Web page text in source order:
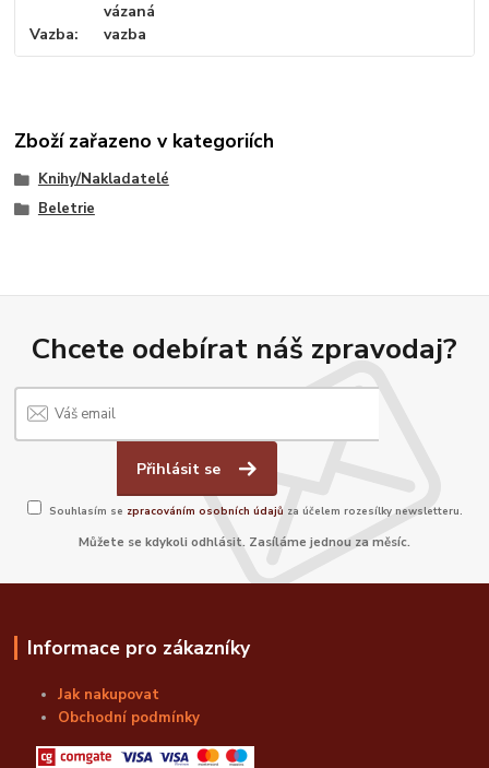
Vazba
vázaná
vazba
Zboží zařazeno v kategoriích
Knihy/Nakladatelé
Beletrie
Chcete odebírat náš zpravodaj?
Přihlásit se
Souhlasím se zpracováním osobních údajů za účelem rozesílky newsletteru.
Můžete se kdykoli odhlásit. Zasíláme jednou za měsíc.
Informace pro zákazníky
Jak nakupovat
Obchodní podmínky